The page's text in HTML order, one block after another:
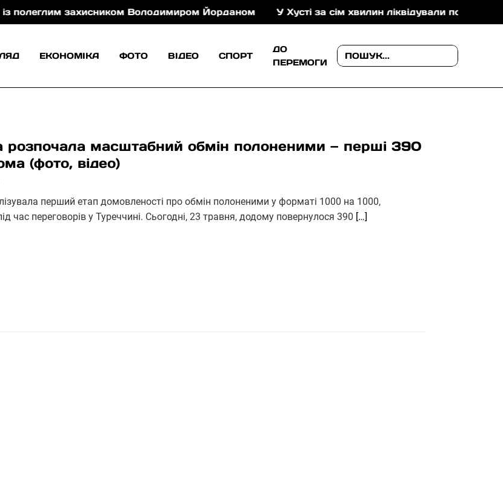
захисником Володимиром Йорданом У Хусті за сім хвилин ліквідували пожежу в
ЕКОНОМІКА ФОТО ВІДЕО СПОРТ
ДО
ПЕРЕМОГИ
розпочала масштабний обмін полоненими — перші 390
(фото, відео)
перший етап домовленості про обмін полоненими у форматі 1000 на 1000,
час переговорів у Туреччині. Сьогодні, 23 травня, додому повернулося 390 […]